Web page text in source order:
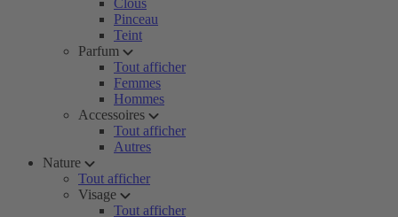
Clous
Pinceau
Teint
Parfum
Tout afficher
Femmes
Hommes
Accessoires
Tout afficher
Autres
Nature
Tout afficher
Visage
Tout afficher